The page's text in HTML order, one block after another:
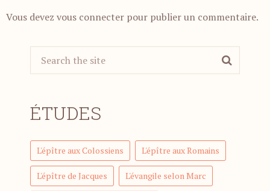
Vous devez vous connecter pour publier un commentaire.
ÉTUDES
L'épître aux Colossiens L'épître aux Romains
L'épître de Jacques L'évangile selon Marc